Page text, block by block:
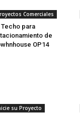
Comerciales
Techo para
de
OP14
su Proyecto